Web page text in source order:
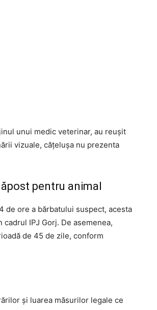
unui medic veterinar, au reușit
vizuale, cățelușa nu prezenta
pentru animal
de ore a bărbatului suspect, acesta
IPJ Gorj. De asemenea,
de 45 de zile, conform
și luarea măsurilor legale ce